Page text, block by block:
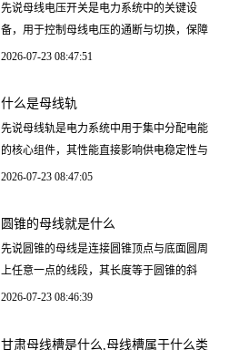
先说母线电压开关是电力系统中的关键设
备，用于控制母线电压的通断与切换，保障
电网安全稳定运行。其核心功能包括电压调
2026-07-23 08:47:51
什么是母线轨
先说母线轨是电力系统中用于集中分配电能
的核心组件，其性能直接影响供电稳定性与
安全性。选择优质母线轨需关注材质、散热
2026-07-23 08:47:05
圆锥的母线就是什么
先说圆锥的母线是连接圆锥顶点与底面圆周
上任意一点的线段，其长度等于圆锥的斜
高，是理解圆锥几何性质、计算表面积/体积
2026-07-23 08:46:39
甘肃母线槽是什么,母线槽属于什么类